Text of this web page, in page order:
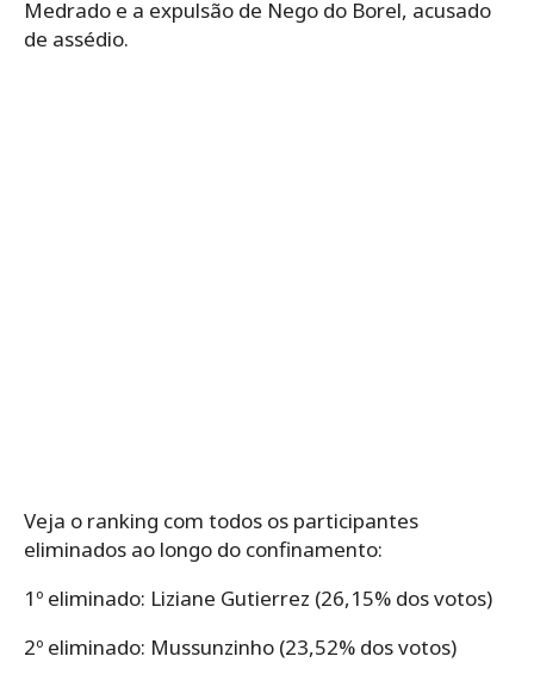
Medrado e a expulsão de Nego do Borel, acusado
de assédio.
Veja o ranking com todos os participantes
eliminados ao longo do confinamento:
1º eliminado: Liziane Gutierrez (26,15% dos votos)
2º eliminado: Mussunzinho (23,52% dos votos)